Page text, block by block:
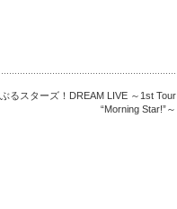
るスターズ！DREAM LIVE ～1st Tour
“Morning Star!”～